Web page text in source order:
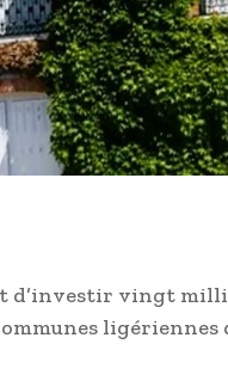
d’investir vingt
ligériennes